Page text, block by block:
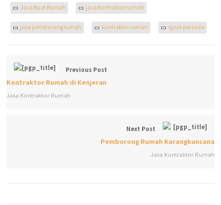
Jasa Buat Rumah jasa kontraktor rumah
jasa pemborong rumah kontraktor rumah qyusi persada
Previous Post
Kontraktor Rumah di Kenjeran
Jasa Kontraktor Rumah
Next Post
Pemborong Rumah Karangkancana
Jasa Kontraktor Rumah